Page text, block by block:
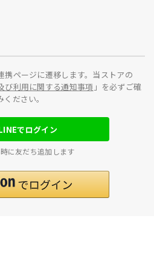
携ページに遷移します。当ストアの
び利用に関する通知事項 」を必ずご確
ださい。
でログイン
に友だち追加します